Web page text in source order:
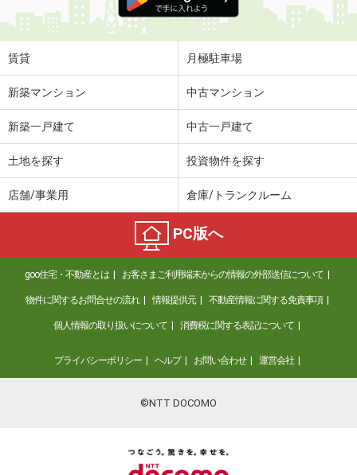
賃貸 月極駐車場
新築マンション 中古マンション
新築一戸建て 中古一戸建て
土地を探す 投資物件を探す
店舗/事業用 倉庫/トランクルーム
PC版へ
goo住宅・不動産とは お客さまご利用端末からの情報の外部送信について
物件に関するお問合せの流れ 情報提供元 不動産情報に関する免責事項
個人情報の取り扱いについて 消費税に関する表記について
プライバシーポリシー ヘルプ お問い合わせ 運営会社
©NTT DOCOMO